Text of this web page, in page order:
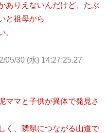
ありえないんだけど、たぶ
と祖母から
。
05/30 (水) 14:27:25.27
ママと子供が異体で発見さ
く、隣県につながる山道で